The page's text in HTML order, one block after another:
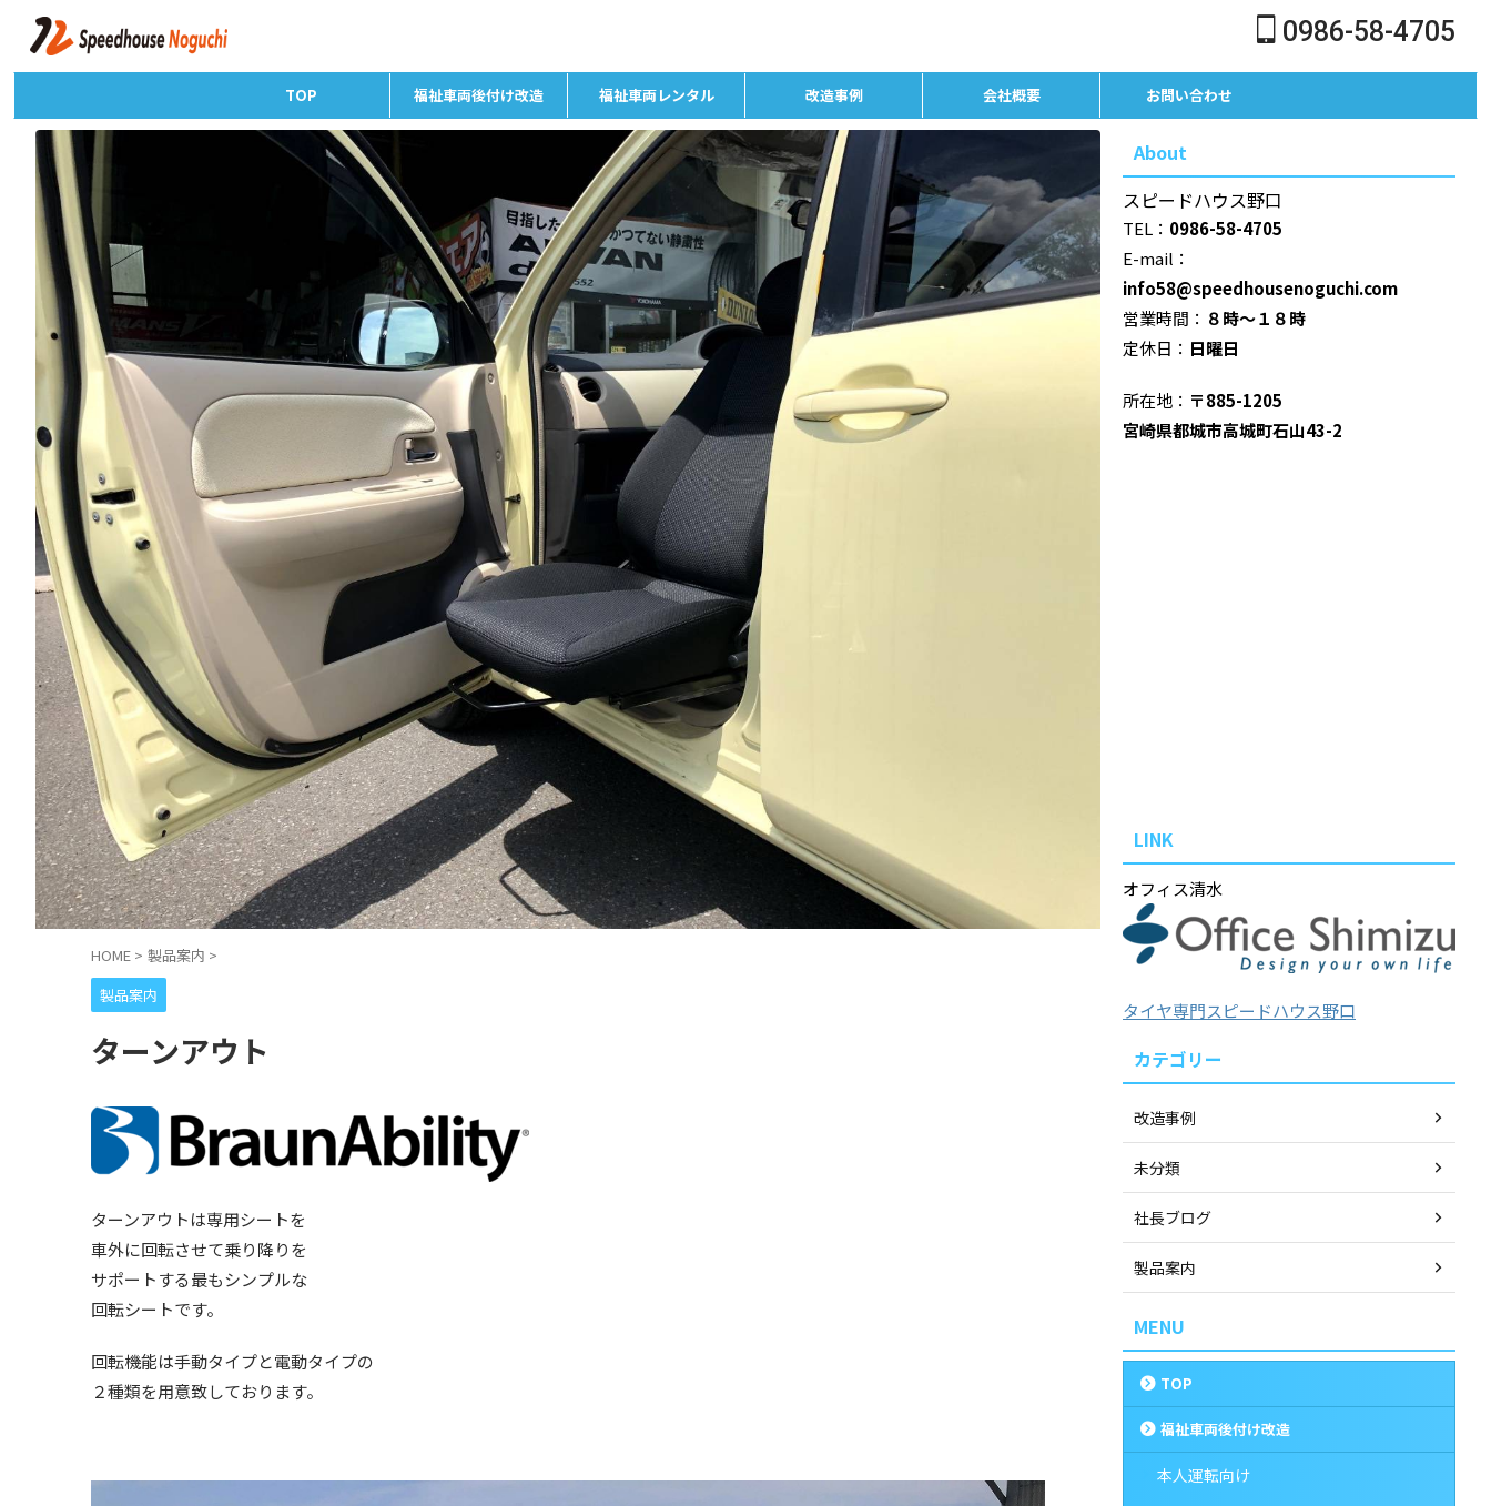
0986-58-4705
TOP 福祉車両後付け改造 福祉車両レンタル 改造事例 会社概要 お問い合わせ
HOME > 製品案内 >
製品案内
ターンアウト
ターンアウトは専用シートを
車外に回転させて乗り降りを
サポートする最もシンプルな
回転シートです。
回転機能は手動タイプと電動タイプの
２種類を用意致しております。
About
スピードハウス野口
TEL： 0986-58-4705
E-mail：
info58@speedhousenoguchi.com
営業時間： ８時～１８時
定休日： 日曜日
所在地： 〒885-1205
宮崎県都城市高城町石山43-2
LINK
オフィス清水
タイヤ専門スピードハウス野口
カテゴリー
改造事例
未分類
社長ブログ
製品案内
MENU
TOP
福祉車両後付け改造
本人運転向け